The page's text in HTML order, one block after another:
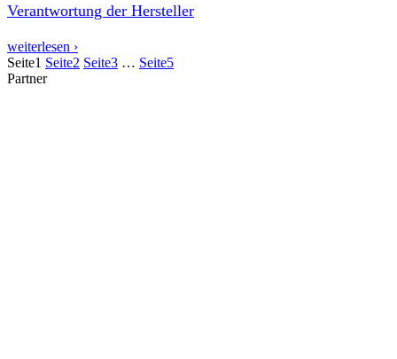
Verantwortung der Hersteller
weiterlesen ›
Seite1 Seite2 Seite3 … Seite5
Partner